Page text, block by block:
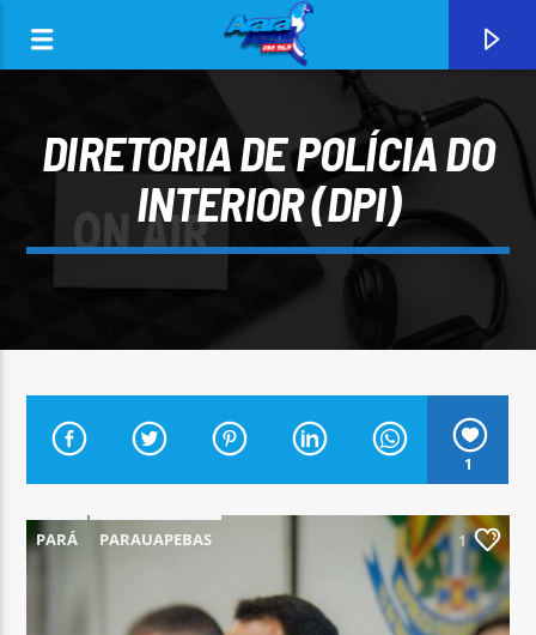
CURRENT TRACK
ARARA AZUL FM 96,9
DIRETORIA DE POLÍCIA DO
INTERIOR (DPI)
1
PARÁ PARAUAPEBAS 1